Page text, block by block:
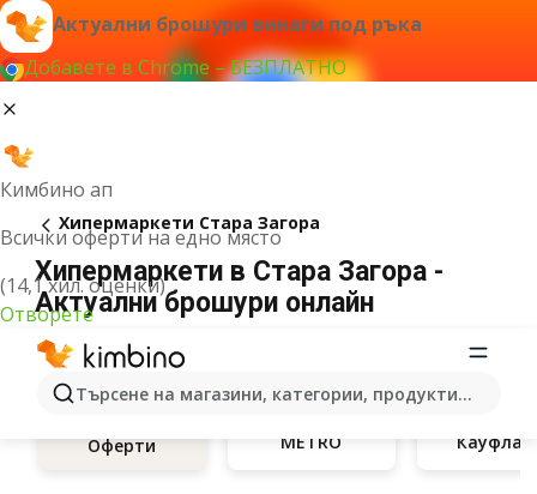
Актуални брошури винаги под ръка
Добавете в Chrome – БЕЗПЛАТНО
Кимбино ап
Всички оферти на едно място
(14,1 хил. оценки)
Отворете
Търсене на магазини, категории, продукти...
Хипермаркети Стара Загора
Хипермаркети в Стара Загора -
Актуални брошури онлайн
Оферти METRO